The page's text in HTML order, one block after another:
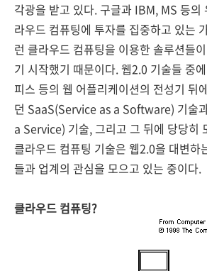
각광을 받고 있다. 구글과 IBM, MS 등의
라우드 컴퓨팅에 투자를 집중하고 있는
런 클라우드 컴퓨팅을 이용한 솔루션들
기 시작했기 때문이다. 웹2.0 기술들 중
피스 등의 웹 어플리케이션의 전성기 뒤
던 SaaS(Service as a Software) 기술
a Service) 기술, 그리고 그 뒤에 당당히
클라우드 컴퓨팅 기술은 웹2.0을 대변하
들과 업계의 관심을 모으고 있는 중이다.
클라우드 컴퓨팅?